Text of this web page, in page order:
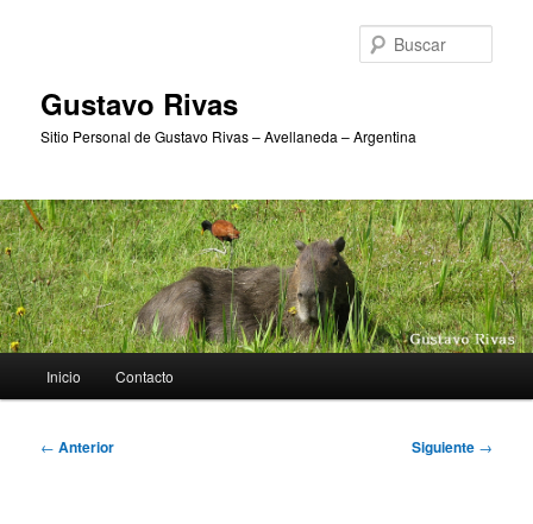
Gustavo Rivas
Sitio Personal de Gustavo Rivas – Avellaneda – Argentina
principal
Inicio Contacto
Navegación
← Anterior Siguiente →